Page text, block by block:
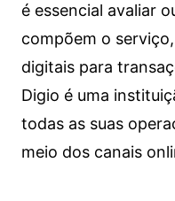
é essencial avaliar
compõem o
digitais para
Digio é uma
todas as suas
meio dos canais